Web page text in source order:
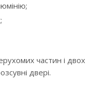
частин і двох
двері.